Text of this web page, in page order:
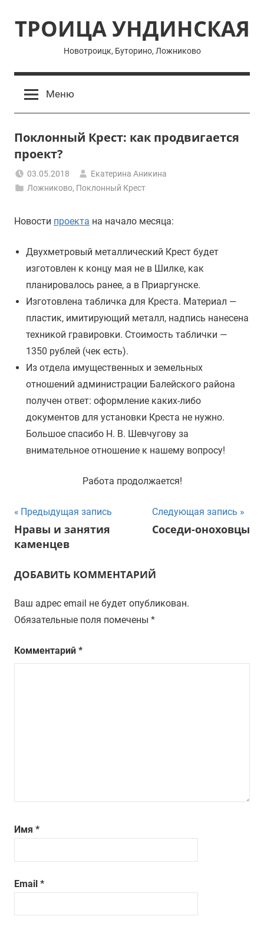
содержимому
ТРОИЦА УНДИНСКАЯ
Новотроицк, Буторино, Ложниково
Меню
Поклонный Крест: как продвигается
проект?
03.05.2018
Екатерина Аникина
Ложниково, Поклонный Крест
Новости проекта на начало месяца:
Двухметровый металлический Крест будет
изготовлен к концу мая не в Шилке, как
планировалось ранее, а в Приаргунске.
Изготовлена табличка для Креста. Материал —
пластик, имитирующий металл, надпись нанесена
техникой гравировки. Стоимость таблички —
1350 рублей (чек есть).
Из отдела имущественных и земельных
отношений администрации Балейского района
получен ответ: оформление каких-либо
документов для установки Креста не нужно.
Большое спасибо Н. В. Шевчугову за
внимательное отношение к нашему вопросу!
Работа продолжается!
Навигация
по
Предыдущая запись
Нравы и занятия
каменцев
Следующая запись
Соседи-оноховцы
ДОБАВИТЬ КОММЕНТАРИЙ
Ваш адрес email не будет опубликован.
Обязательные поля помечены *
Комментарий *
Имя *
Email *